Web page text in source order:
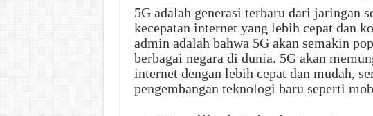
5G adalah generasi terbaru dari jaringan
kecepatan internet yang lebih cepat dan
admin adalah bahwa 5G akan semakin
berbagai negara di dunia. 5G akan
internet dengan lebih cepat dan mudah,
pengembangan teknologi baru seperti